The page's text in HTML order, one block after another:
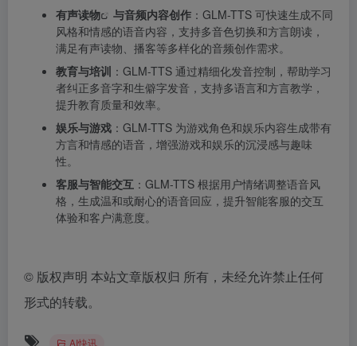
有声读物
与音频内容创作 ：GLM-TTS 可快速生成不同
风格和情感的语音内容，支持多音色切换和方言朗读，
满足有声读物、播客等多样化的音频创作需求。
教育与培训 ：GLM-TTS 通过精细化发音控制，帮助学习
者纠正多音字和生僻字发音，支持多语言和方言教学，
提升教育质量和效率。
娱乐与游戏 ：GLM-TTS 为游戏角色和娱乐内容生成带有
方言和情感的语音，增强游戏和娱乐的沉浸感与趣味
性。
客服与智能交互 ：GLM-TTS 根据用户情绪调整语音风
格，生成温和或耐心的语音回应，提升智能客服的交互
体验和客户满意度。
© 版权声明 本站文章版权归 所有，未经允许禁止任何
形式的转载。
AI快讯